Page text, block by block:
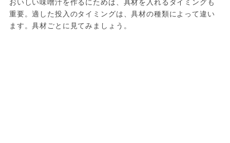
重要。適した投入のタイミングは、具材の種類によって違い
ます。具材ごとに見てみましょう。